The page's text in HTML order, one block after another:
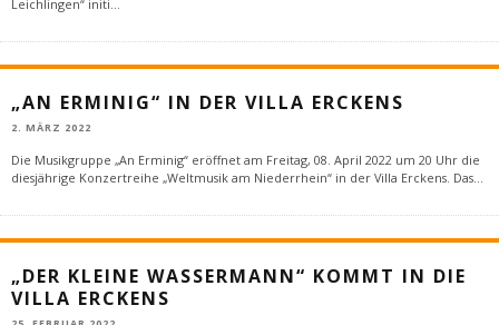
Leichlingen“ initi...
„AN ERMINIG“ IN DER VILLA ERCKENS
2. MÄRZ 2022
Die Musikgruppe „An Erminig“ eröffnet am Freitag, 08. April 2022 um 20 Uhr die
diesjährige Konzertreihe „Weltmusik am Niederrhein“ in der Villa Erckens. Das...
„DER KLEINE WASSERMANN“ KOMMT IN DIE
VILLA ERCKENS